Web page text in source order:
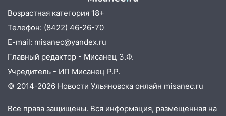
07:20 Жара возвращается: ожидается
знойный и сухой четверг
06:00 Под Ульяновском при развороте
пострадал 38-летний водитель
иномарки
05:00 «Каждая пятая женщина и каждый
алопецией»: врач рассказал, чем может
Возрастная категория 18+
Телефон: (8422) 46-26-70
E-mail: misanec@yandex.ru
Главный редактор - Мисанец З.Ф.
Учредитель - ИП Мисанец Р.Р.
© 2014-2026 Новости Ульяновска онлайн misanec.ru
Все права защищены. Вся информация, размещенная на